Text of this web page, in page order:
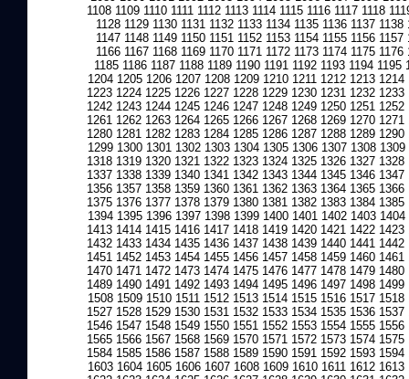
1108 1109 1110 1111 1112 1113 1114 1115 1116 1117 1118
1128 1129 1130 1131 1132 1133 1134 1135 1136 1137 1138
1147 1148 1149 1150 1151 1152 1153 1154 1155 1156 1157
1166 1167 1168 1169 1170 1171 1172 1173 1174 1175 1176
1185 1186 1187 1188 1189 1190 1191 1192 1193 1194 1195
1204 1205 1206 1207 1208 1209 1210 1211 1212 1213 1214
1223 1224 1225 1226 1227 1228 1229 1230 1231 1232 1233
1242 1243 1244 1245 1246 1247 1248 1249 1250 1251 1252
1261 1262 1263 1264 1265 1266 1267 1268 1269 1270 1271
1280 1281 1282 1283 1284 1285 1286 1287 1288 1289 1290
1299 1300 1301 1302 1303 1304 1305 1306 1307 1308 1309
1318 1319 1320 1321 1322 1323 1324 1325 1326 1327 1328
1337 1338 1339 1340 1341 1342 1343 1344 1345 1346 1347
1356 1357 1358 1359 1360 1361 1362 1363 1364 1365 1366
1375 1376 1377 1378 1379 1380 1381 1382 1383 1384 1385
1394 1395 1396 1397 1398 1399 1400 1401 1402 1403 1404
1413 1414 1415 1416 1417 1418 1419 1420 1421 1422 1423
1432 1433 1434 1435 1436 1437 1438 1439 1440 1441 1442
1451 1452 1453 1454 1455 1456 1457 1458 1459 1460 1461
1470 1471 1472 1473 1474 1475 1476 1477 1478 1479 1480
1489 1490 1491 1492 1493 1494 1495 1496 1497 1498 1499
1508 1509 1510 1511 1512 1513 1514 1515 1516 1517 1518
1527 1528 1529 1530 1531 1532 1533 1534 1535 1536 1537
1546 1547 1548 1549 1550 1551 1552 1553 1554 1555 1556
1565 1566 1567 1568 1569 1570 1571 1572 1573 1574 1575
1584 1585 1586 1587 1588 1589 1590 1591 1592 1593 1594
1603 1604 1605 1606 1607 1608 1609 1610 1611 1612 1613